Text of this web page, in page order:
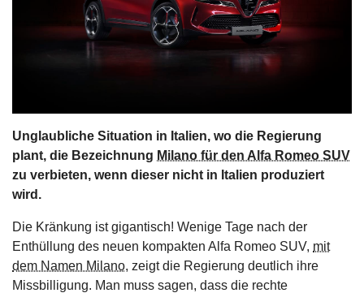
Unglaubliche Situation in Italien, wo die Regierung
plant, die Bezeichnung Milano für den Alfa Romeo SUV
zu verbieten, wenn dieser nicht in Italien produziert
wird.
Die Kränkung ist gigantisch! Wenige Tage nach der
Enthüllung des neuen kompakten Alfa Romeo SUV, mit
dem Namen Milano, zeigt die Regierung deutlich ihre
Missbilligung. Man muss sagen, dass die rechte